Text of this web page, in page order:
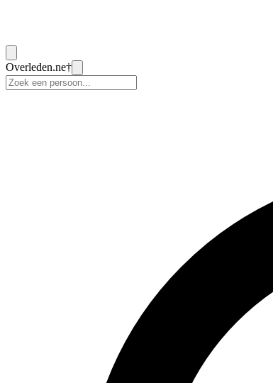
Overleden.ne†